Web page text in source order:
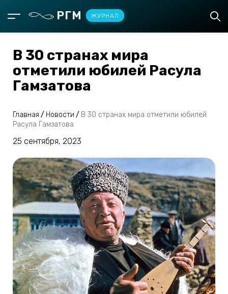
РГМ ЖУРНАЛ
В 30 странах мира
отметили юбилей Расула
Гамзатова
Главная / Новости / В 30 странах мира отметили юбилей
Расула Гамзатова
25 сентября, 2023